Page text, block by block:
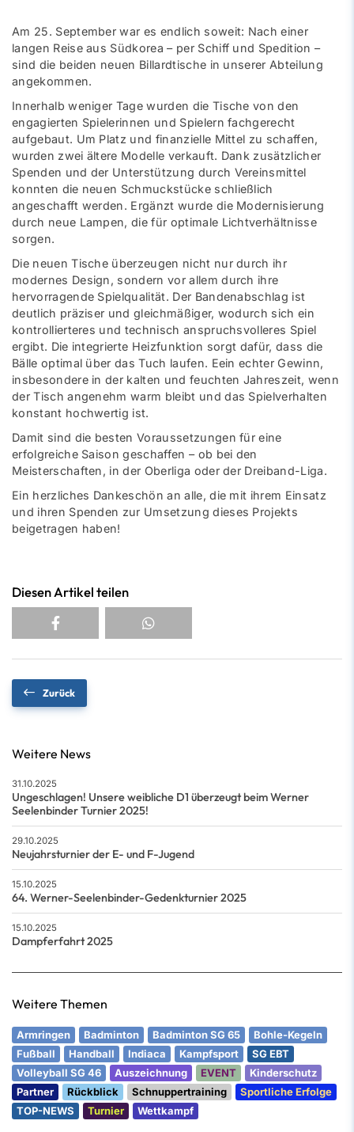
Am 25. September war es endlich soweit: Nach einer
langen Reise aus Südkorea – per Schiff und Spedition –
sind die beiden neuen Billardtische in unserer Abteilung
angekommen.
Innerhalb weniger Tage wurden die Tische von den
engagierten Spielerinnen und Spielern fachgerecht
aufgebaut. Um Platz und finanzielle Mittel zu schaffen,
wurden zwei ältere Modelle verkauft. Dank zusätzlicher
Spenden und der Unterstützung durch Vereinsmittel
konnten die neuen Schmuckstücke schließlich
angeschafft werden. Ergänzt wurde die Modernisierung
durch neue Lampen, die für optimale Lichtverhältnisse
sorgen.
Die neuen Tische überzeugen nicht nur durch ihr
modernes Design, sondern vor allem durch ihre
hervorragende Spielqualität. Der Bandenabschlag ist
deutlich präziser und gleichmäßiger, wodurch sich ein
kontrollierteres und technisch anspruchsvolleres Spiel
ergibt. Die integrierte Heizfunktion sorgt dafür, dass die
Bälle optimal über das Tuch laufen. Eein echter Gewinn,
insbesondere in der kalten und feuchten Jahreszeit, wenn
der Tisch angenehm warm bleibt und das Spielverhalten
konstant hochwertig ist.
Damit sind die besten Voraussetzungen für eine
erfolgreiche Saison geschaffen – ob bei den
Meisterschaften, in der Oberliga oder der Dreiband-Liga.
Ein herzliches Dankeschön an alle, die mit ihrem Einsatz
und ihren Spenden zur Umsetzung dieses Projekts
beigetragen haben!
Diesen Artikel teilen
Zurück
Weitere News
31.10.2025
Ungeschlagen! Unsere weibliche D1 überzeugt beim Werner
Seelenbinder Turnier 2025!
29.10.2025
Neujahrsturnier der E- und F-Jugend
15.10.2025
64. Werner-Seelenbinder-Gedenkturnier 2025
15.10.2025
Dampferfahrt 2025
Weitere Themen
Armringen Badminton Badminton SG 65
Bohle-Kegeln
Fußball
Handball Indiaca Kampfsport
SG EBT
Volleyball SG 46
Auszeichnung EVENT
Kinderschutz
Partner
Rückblick Schnuppertraining
Sportliche Erfolge
TOP-NEWS
Turnier Wettkampf